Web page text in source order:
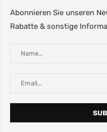
Abonnieren Sie unseren
Rabatte & sonstige